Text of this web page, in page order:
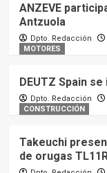
ANZEVE
Antzuola
Dpto. Redacción
MOTORES
DEUTZ Spain
Dpto. Redacción
CONSTRUCCIÓN
Takeuchi
de orugas